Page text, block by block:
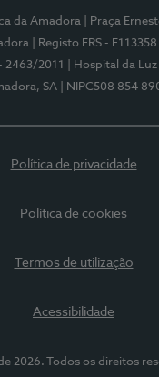
da Amadora
| Praça
| Registo ERS - E113358
2463/2011
| Hospital da
SA
| NIPC508 854
Política de privacidade
Política de cookies
Termos de utilização
Acessibilidade
2026. Todos os direitos